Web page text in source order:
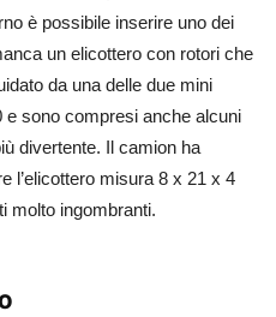
è possibile inserire uno dei
un elicottero con rotori che
da una delle due mini
e sono compresi anche alcuni
divertente. Il camion ha
l’elicottero misura 8 x 21 x 4
molto ingombranti.